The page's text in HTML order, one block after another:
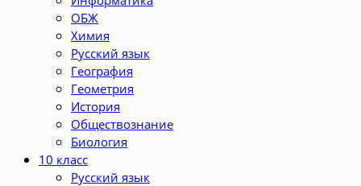
ОБЖ
Химия
Русский язык
География
Геометрия
История
Обществознание
Биология
10 класс
Русский язык